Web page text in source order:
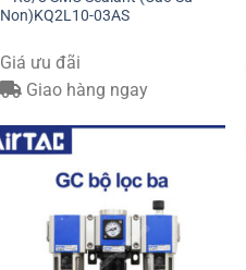
Non)KQ2L10-03AS
Giá ưu đãi
Giao hàng ngay